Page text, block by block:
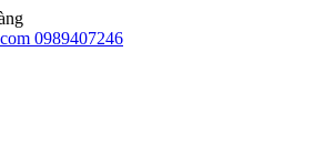
0989407246